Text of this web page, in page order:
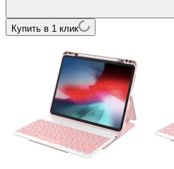
Купить в 1 клик